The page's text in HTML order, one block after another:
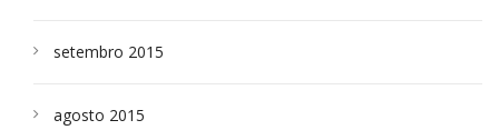
setembro 2015
agosto 2015